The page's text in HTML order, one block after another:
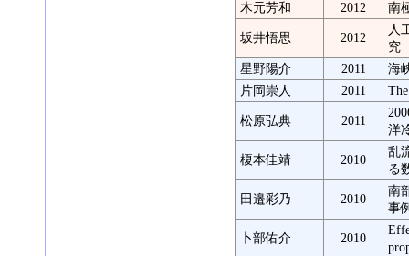
木元芳和
2012 南
坂井悟思 2012
人
究
星野陽介
2011
海
片岡崇人
2011
松原弘典 2011
洋
榎本佳靖 2010
乱
る
田邉彩乃 2010
南
事
卜部佑介 2010